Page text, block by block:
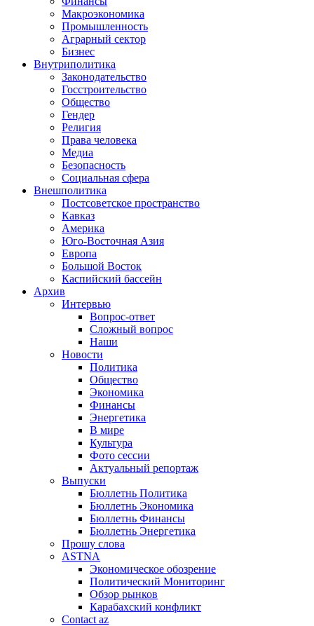
Макроэкономика
Промышленность
Аграрный сектор
Бизнес
Внутриполитика
Законодательство
Госстроительство
Общество
Гендер
Религия
Права человека
Медиа
Безопасность
Социальная сфера
Внешполитика
Постсоветское пространство
Кавказ
Америка
Юго-Восточная Азия
Европа
Большой Восток
Каспийский бассейн
Архив
Интервью
Вопрос-ответ
Сложный вопрос
Наши
Новости
Политика
Общество
Экономика
Финансы
Энергетика
В мире
Культура
Фото сессии
Актуальный репортаж
Выпуски
Бюллетнь Политика
Бюллетнь Экономика
Бюллетнь Финансы
Бюллетнь Энергетика
Прошу слова
ASTNA
Экономическое обозрение
Политический Мониторинг
Обзор рынков
Карабахский конфликт
Contact az